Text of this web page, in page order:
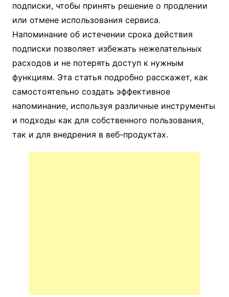
подписки, чтобы принять решение о продлении
или отмене использования сервиса.
Напоминание об истечении срока действия
подписки позволяет избежать нежелательных
расходов и не потерять доступ к нужным
функциям. Эта статья подробно расскажет, как
самостоятельно создать эффективное
напоминание, используя различные инструменты
и подходы как для собственного пользования,
так и для внедрения в веб-продуктах.